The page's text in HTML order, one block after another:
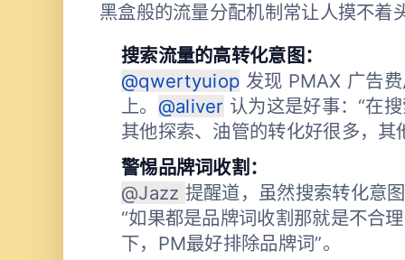
黑盒般的流量分配机制常让人摸不着
搜索流量的高转化意图：
@qwertyuiop 发现 PMAX 广告
上。 @aliver 认为这是好事：“在
其他探索、油管的转化好很多，其
警惕品牌词收割：
@Jazz 提醒道，虽然搜索转化意
“如果都是品牌词收割那就是不合
下，PM最好排除品牌词”。